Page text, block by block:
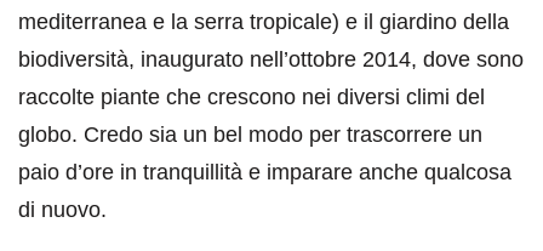
mediterranea e la serra tropicale) e il giardino della
biodiversità, inaugurato nell’ottobre 2014, dove sono
raccolte piante che crescono nei diversi climi del
globo. Credo sia un bel modo per trascorrere un
paio d’ore in tranquillità e imparare anche qualcosa
di nuovo.